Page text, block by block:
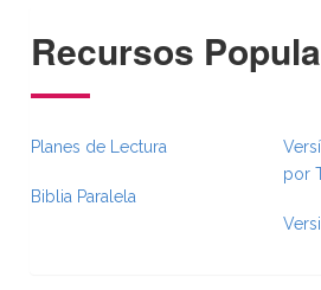
Recursos
Planes de Lectura
Biblia Paralela
por